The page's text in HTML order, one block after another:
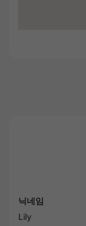
닉네임
Lily